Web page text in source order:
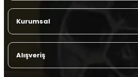
Kurumsal
Alışveriş